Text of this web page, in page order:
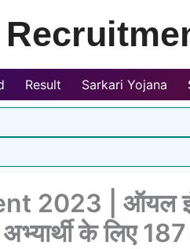
Result Sarkari Yojana
2023 | ऑयल
के लिए 187